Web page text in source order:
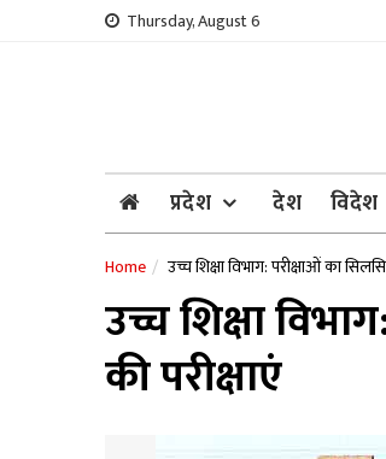
Thursday, August 6
प्रदेश देश विदेश
Home उच्च शिक्षा विभाग: परीक्षाओं का
उच्च शिक्षा
की परीक्षाएं